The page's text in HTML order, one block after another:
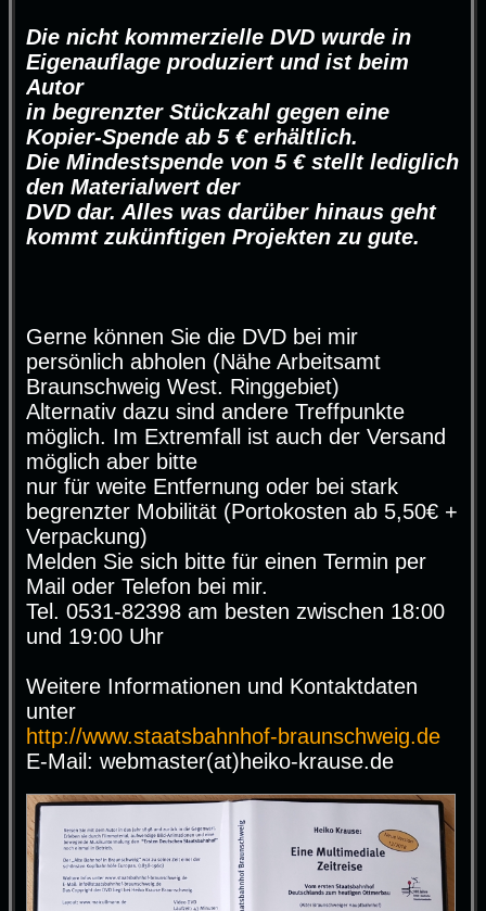
Die nicht kommerzielle DVD wurde in
Eigenauflage produziert und ist beim
Autor
in begrenzter Stückzahl gegen eine
Kopier-Spende ab 5 € erhältlich.
Die Mindestspende von 5 € stellt lediglich
den Materialwert der
DVD dar. Alles was darüber hinaus geht
kommt zukünftigen Projekten zu gute.
Gerne können Sie die DVD bei mir
persönlich abholen (Nähe Arbeitsamt
Braunschweig West. Ringgebiet)
Alternativ dazu sind andere Treffpunkte
möglich. Im Extremfall ist auch der Versand
möglich aber bitte
nur für weite Entfernung oder bei stark
begrenzter Mobilität (Portokosten ab 5,50€ +
Verpackung)
Melden Sie sich bitte für einen Termin per
Mail oder Telefon bei mir.
Tel. 0531-82398 am besten zwischen 18:00
und 19:00 Uhr
Weitere Informationen und Kontaktdaten
unter
http://www.staatsbahnhof-braunschweig.de
E-Mail: webmaster(at)heiko-krause.de